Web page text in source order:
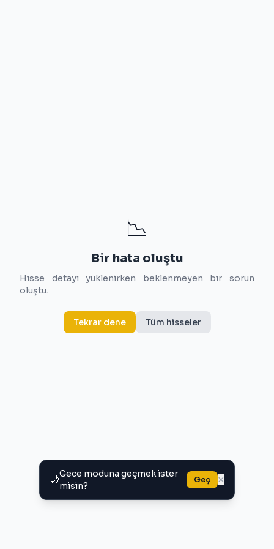
🌙Gece moduna geçmek ister
misin?
Geç ×
📉
Bir hata oluştu
Hisse detayı yüklenirken beklenmeyen bir sorun
oluştu.
Tekrar dene Tüm hisseler